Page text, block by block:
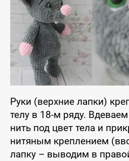
Руки (верхние лапки)
телу в 18-м ряду.
нить под цвет тела и
нитяным креплением
лапку – выводим в